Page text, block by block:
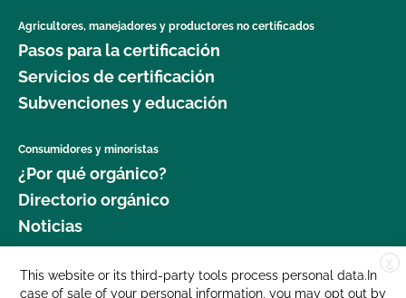
Agricultores, manejadores y productores no certificados
Pasos para la certificación
Servicios de certificación
Subvenciones y educación
Consumidores y minoristas
¿Por qué orgánico?
Directorio orgánico
Noticias
Donar
X
This website or its third-party tools process personal data.In
case of sale of your personal information, you may opt out by